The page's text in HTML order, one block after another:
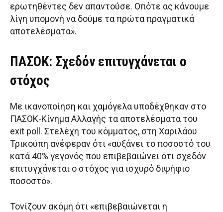
ερωτηθέντες δεν απαντούσε. Οπότε ας κάνουμε
λίγη υπομονή να δούμε τα πρώτα πραγματικά
αποτελέσματα».
ΠΑΣΟΚ: Σχεδόν επιτυγχάνεται ο
στόχος
Με ικανοποίηση και χαμόγελα υποδέχθηκαν στο
ΠΑΣΟΚ-Κίνημα Αλλαγής τα αποτελέσματα του
exit poll. Στελέχη του κόμματος, στη Χαριλάου
Τρικούπη ανέφεραν ότι «αυξάνει το ποσοστό του
κατά 40% γεγονός που επιβεβαιώνει ότι σχεδόν
επιτυγχάνεται ο στόχος για ισχυρό διψήφιο
ποσοστό».
Τονίζουν ακόμη ότι «επιβεβαιώνεται η